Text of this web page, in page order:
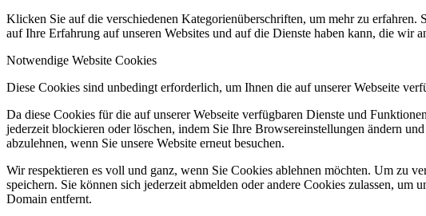
Klicken Sie auf die verschiedenen Kategorienüberschriften, um mehr zu
auf Ihre Erfahrung auf unseren Websites und auf die Dienste haben kann, die wir
Notwendige Website Cookies
Diese Cookies sind unbedingt erforderlich, um Ihnen die auf unserer Webseite
Da diese Cookies für die auf unserer Webseite verfügbaren Dienste und
jederzeit blockieren oder löschen, indem Sie Ihre Browsereinstellungen ändern
abzulehnen, wenn Sie unsere Website erneut besuchen.
Wir respektieren es voll und ganz, wenn Sie Cookies ablehnen möchten. Um zu
speichern. Sie können sich jederzeit abmelden oder andere Cookies zulassen,
Domain entfernt.